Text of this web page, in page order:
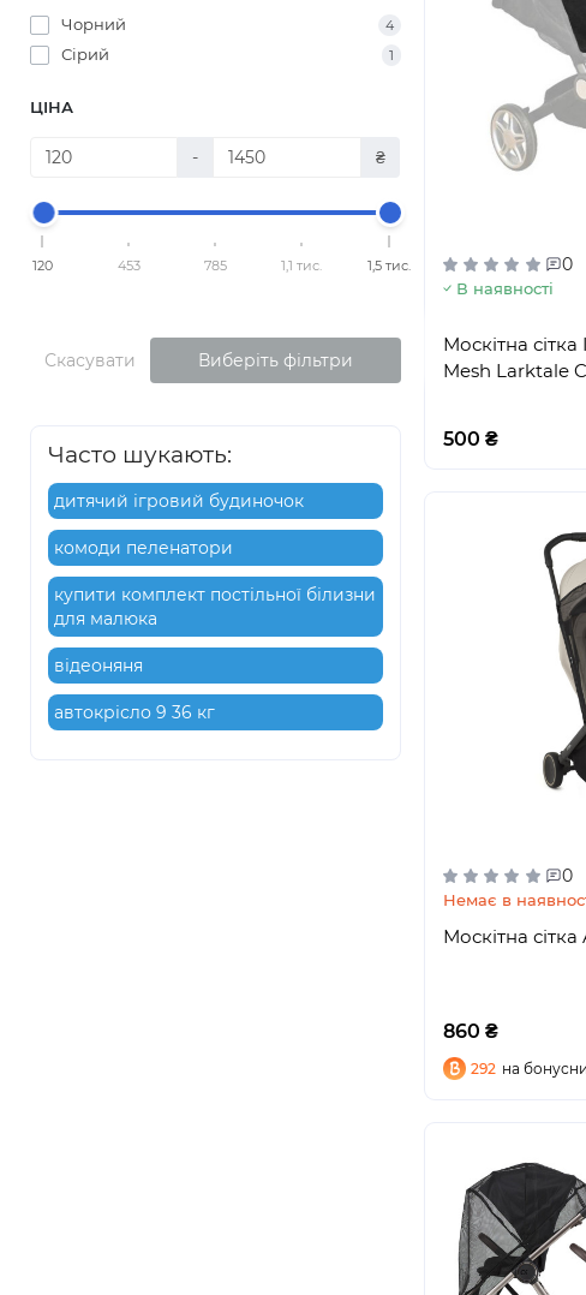
Чорний 4
Сірий 1
ЦІНА
- ₴
120 453 785 1,1 тис. 1,5 тис.
Скасувати Виберіть фільтри
Часто шукають:
дитячий ігровий будиночок
комоди пеленатори
купити комплект постільної білизни
для малюка
відеоняня
автокрісло 9 36 кг
0
В наявності
Москітна
Mesh Larktale
500 ₴
0
Немає в
Москітна
860 ₴
292 на